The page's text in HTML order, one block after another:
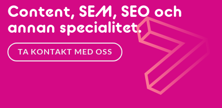
Content, SEM, SEO och
annan specialitet.
TA KONTAKT MED OSS